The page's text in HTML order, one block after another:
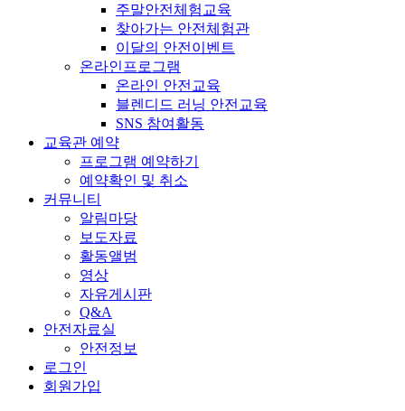
주말안전체험교육
찾아가는 안전체험관
이달의 안전이벤트
온라인프로그램
온라인 안전교육
블렌디드 러닝 안전교육
SNS 참여활동
교육관 예약
프로그램 예약하기
예약확인 및 취소
커뮤니티
알림마당
보도자료
활동앨범
영상
자유게시판
Q&A
안전자료실
안전정보
로그인
회원가입